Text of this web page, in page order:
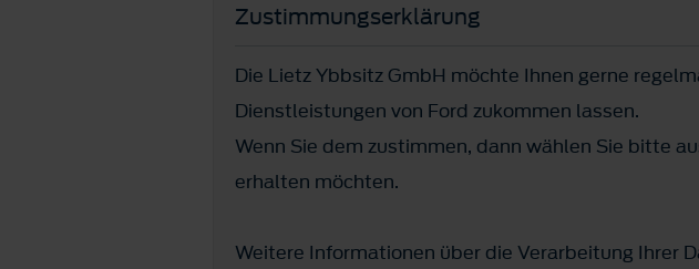
Zustimmungserklärung
Die Lietz Ybbsitz GmbH möchte Ihnen gerne
Dienstleistungen von Ford zukommen lassen.
Wenn Sie dem zustimmen, dann wählen Sie bitte
erhalten möchten.
Weitere Informationen über die Verarbeitung Ihrer